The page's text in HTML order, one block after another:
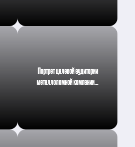
Портрет целевой аудитории
металлоломной компании…